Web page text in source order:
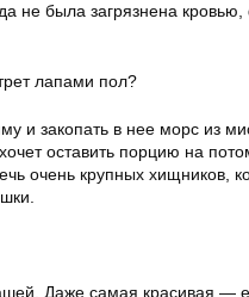
не была загрязнена
лапами пол?
и закопать в нее морс из
оставить порцию на
очень крупных хищников,
Даже самая красивая —